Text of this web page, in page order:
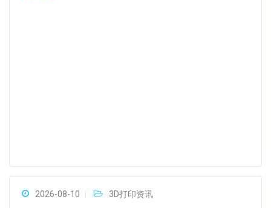
2026-08-10 3D打印资讯